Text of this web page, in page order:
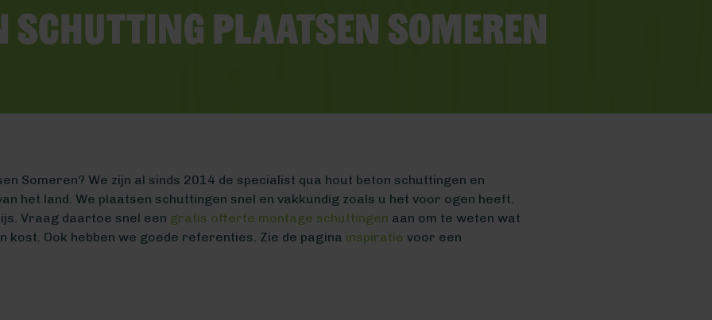
schutting plaatsen Someren
Someren? We zijn al sinds 2014 de specialist qua hout beton schuttingen en
het land. We plaatsen schuttingen snel en vakkundig zoals u het voor ogen heeft.
Vraag daartoe snel een gratis offerte montage schuttingen aan om te weten wat
kost. Ook hebben we goede referenties. Zie de pagina inspiratie voor een